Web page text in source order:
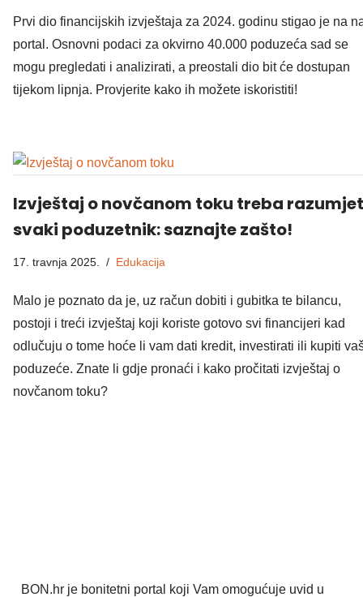
Prvi dio financijskih izvještaja za 2024. godinu stigao je na
portal. Osnovni podaci za okvirno 40.000 poduzeća sad se
mogu pregledati i analizirati, a preostali dio bit će dostupan
tijekom lipnja. Provjerite kako ih možete iskoristiti!
Izvještaj o novčanom toku treba
svaki poduzetnik: saznajte zašto!
17. travnja 2025. Edukacija
Malo je poznato da je, uz račun dobiti i gubitka te bilancu,
postoji i treći izvještaj koji koriste gotovo svi financijeri kad
odlučuju o tome hoće li vam dati kredit, investirati ili kupiti
poduzeće. Znate li gdje pronaći i kako pročitati izvještaj o
novčanom toku?
BON.hr je bonitetni portal koji Vam omogućuje uvid u